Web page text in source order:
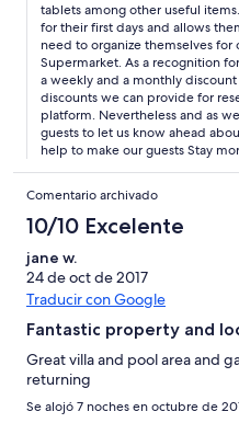
tablets among other useful
for their first days and allows
need to organize themselves
Supermarket. As a recognition
a weekly and a monthly
discounts we can provide for
platform. Nevertheless and as
guests to let us know ahead
help to make our guests Stay
Comentario archivado
10/10 Excelente
jane w.
24 de oct de 2017
Traducir con Google
Fantastic property and
Great villa and pool area and
returning
Se alojó 7 noches en octubre de